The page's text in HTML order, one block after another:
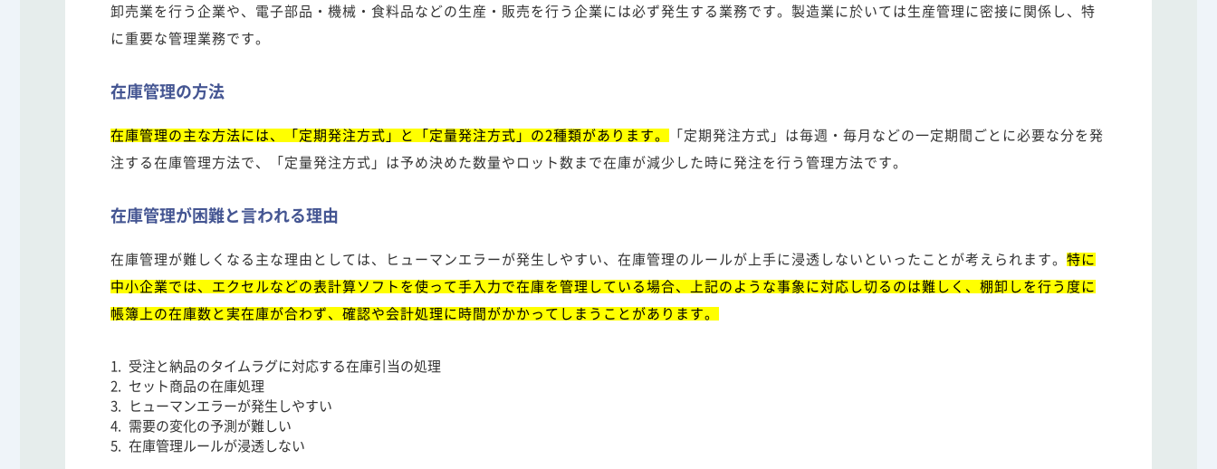
卸売業を行う企業や、電子部品・機械・食料品などの生産・販売を行う企業には必ず発生する業務です。製造業に於いては生産管理に密接に関係し、特
に重要な管理業務です。
在庫管理の方法
在庫管理の主な方法には、「定期発注方式」と「定量発注方式」の2種類があります。
「定期発注方式」は毎週・毎月などの一定期間ごとに必要な分を発
注する在庫管理方法で、「定量発注方式」は予め決めた数量やロット数まで在庫が減少した時に発注を行う管理方法です。
在庫管理が困難と言われる理由
在庫管理が難しくなる主な理由としては、ヒューマンエラーが発生しやすい、在庫管理のルールが上手に浸透しないといったことが考えられます。 特に
中小企業では、エクセルなどの表計算ソフトを使って手入力で在庫を管理している場合、上記のような事象に対応し切るのは難しく、棚卸しを行う度に
帳簿上の在庫数と実在庫が合わず、確認や会計処理に時間がかかってしまうことがあります。
受注と納品のタイムラグに対応する在庫引当の処理
セット商品の在庫処理
ヒューマンエラーが発生しやすい
需要の変化の予測が難しい
在庫管理ルールが浸透しない